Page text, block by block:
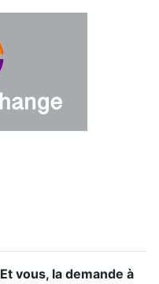
Et vous, la demande à